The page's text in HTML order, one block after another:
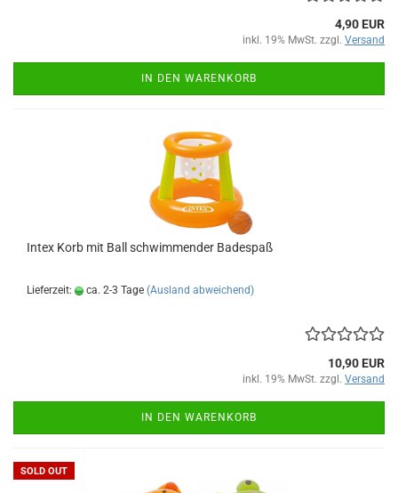
4,90 EUR
inkl. 19% MwSt. zzgl. Versand
IN DEN WARENKORB
Intex Korb mit Ball schwim­men­der Ba­de­spaß
Lieferzeit: ca. 2-3 Tage (Ausland abweichend)
10,90 EUR
inkl. 19% MwSt. zzgl. Versand
IN DEN WARENKORB
SOLD OUT